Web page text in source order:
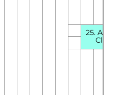
25. Anne
Clèves